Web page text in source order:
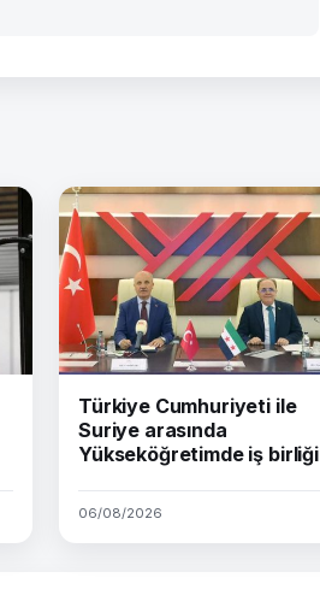
Türkiye Cumhuriyeti ile
Suriye arasında
Yükseköğretimde iş birliği
06/08/2026